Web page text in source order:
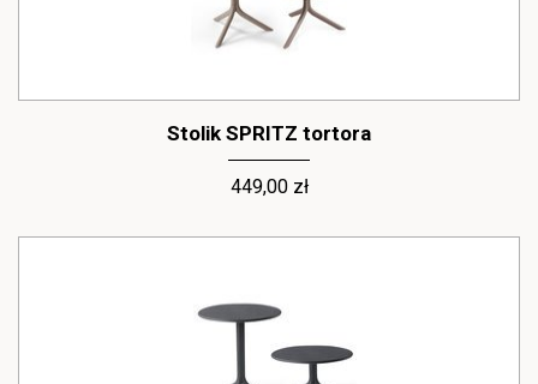
Stolik SPRITZ tortora
449,00 zł